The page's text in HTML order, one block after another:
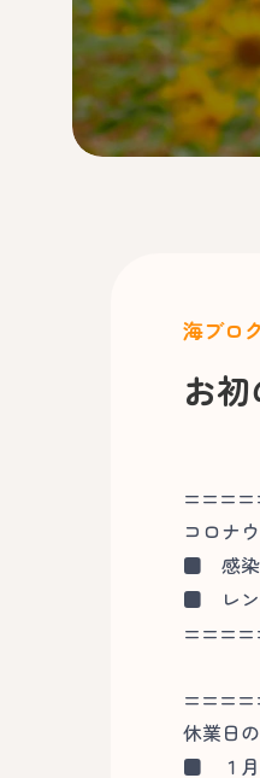
海ブロ
お
コロナ
■ 感
■ レ
休業日
■ １